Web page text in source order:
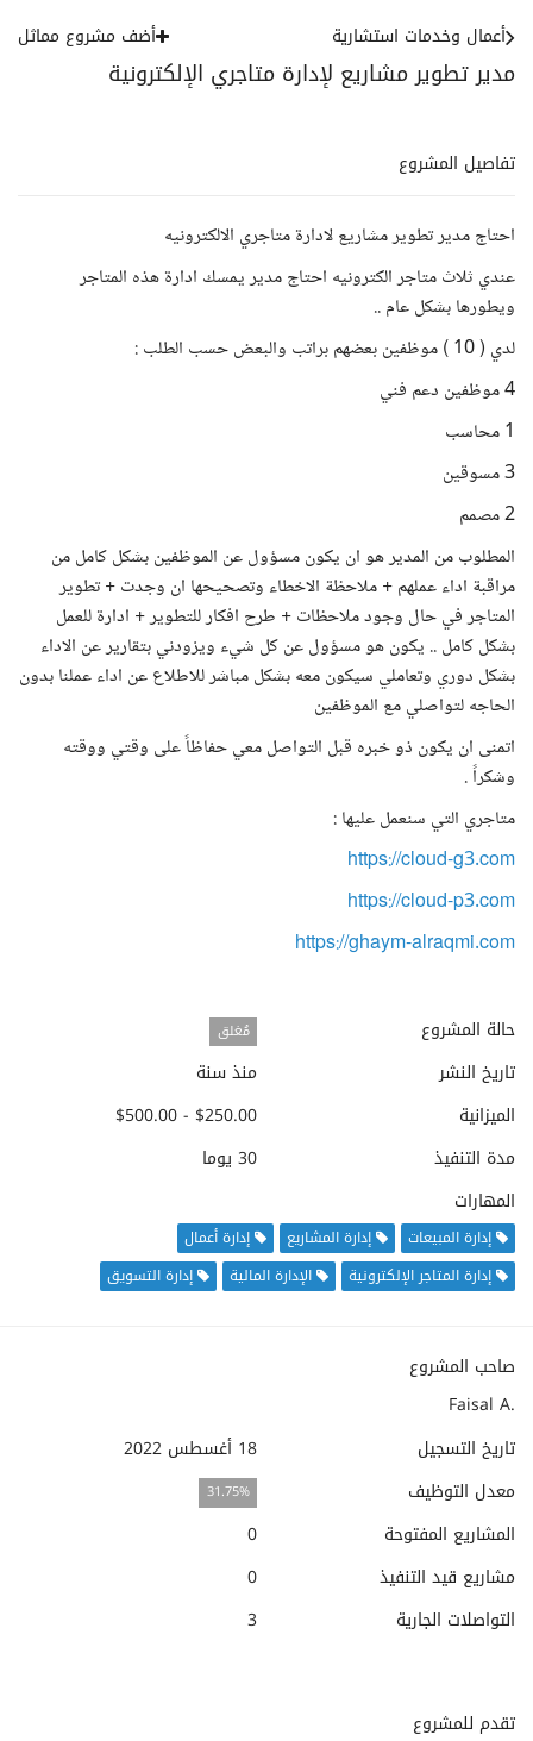
مدير تطوير مشاريع لإدارة متاجري الإلكترونية
أعمال وخدمات استشارية أضف مشروع مماثل
تفاصيل المشروع
احتاج مدير تطوير مشاريع لادارة متاجري الالكترونيه
عندي ثلاث متاجر الكترونيه احتاج مدير يمسك ادارة هذه المتاجر
ويطورها بشكل عام ..
لدي ( 10 ) موظفين بعضهم براتب والبعض حسب الطلب :
4 موظفين دعم فني
1 محاسب
3 مسوقين
2 مصمم
المطلوب من المدير هو ان يكون مسؤول عن الموظفين بشكل كامل من
مراقبة اداء عملهم + ملاحظة الاخطاء وتصحيحها ان وجدت + تطوير
المتاجر في حال وجود ملاحظات + طرح افكار للتطوير + ادارة للعمل
بشكل كامل .. يكون هو مسؤول عن كل شيء ويزودني بتقارير عن الاداء
بشكل دوري وتعاملي سيكون معه بشكل مباشر للاطلاع عن اداء عملنا بدون
الحاجه لتواصلي مع الموظفين
اتمنى ان يكون ذو خبره قبل التواصل معي حفاظاً على وقتي ووقته
وشكراً .
متاجري التي سنعمل عليها :
https://cloud-g3.com
https://cloud-p3.com
https://ghaym-alraqmi.com
حالة المشروع مُغلق
تاريخ النشر
منذ سنة
الميزانية
$250.00 - $500.00
مدة التنفيذ
30 يوما
المهارات
إدارة المبيعات إدارة المشاريع
إدارة أعمال
إدارة المتاجر الإلكترونية
الإدارة المالية إدارة التسويق
صاحب المشروع
Faisal A.
تاريخ التسجيل
18 أغسطس 2022
معدل التوظيف
31.75%
المشاريع المفتوحة
0
مشاريع قيد التنفيذ
0
التواصلات الجارية
3
تقدم للمشروع